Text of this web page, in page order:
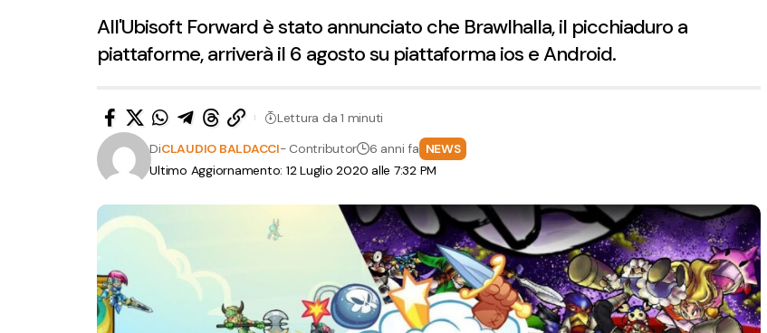
All'Ubisoft Forward è stato annunciato che Brawlhalla, il picchiaduro a
piattaforme, arriverà il 6 agosto su piattaforma ios e Android.
Ultimo Aggiornamento: 12 Luglio 2020 alle 7:32 PM
DiCLAUDIO BALDACCI- Contributor 6 anni fa NEWS
Lettura da 1 minuti